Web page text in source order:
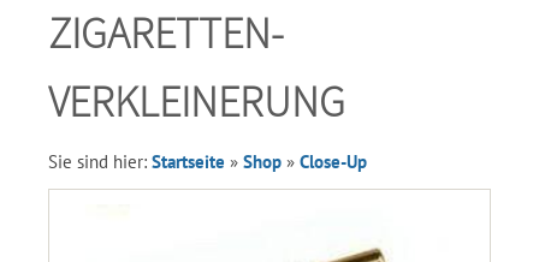
ZIGARETTEN-
VERKLEINERUNG
Sie sind hier: Startseite » Shop » Close-Up